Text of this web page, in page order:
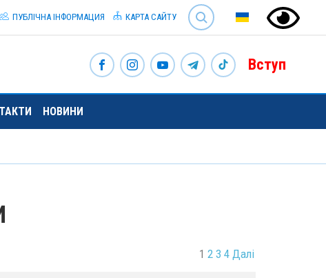
SEARCH
ПУБЛІЧНА ІНФОРМАЦИЯ КАРТА САЙТУ
Вступ
НОВИНИ
1 2 3 4 Далі